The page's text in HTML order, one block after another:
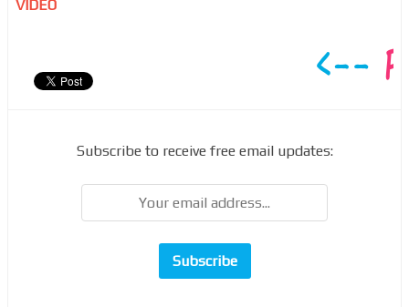
VIDEO
Subscribe to receive free email updates: